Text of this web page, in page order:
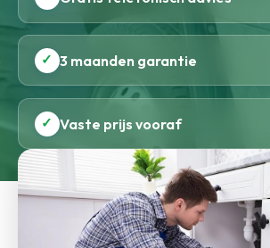
✓ 3 maanden garantie
✓ Vaste prijs vooraf